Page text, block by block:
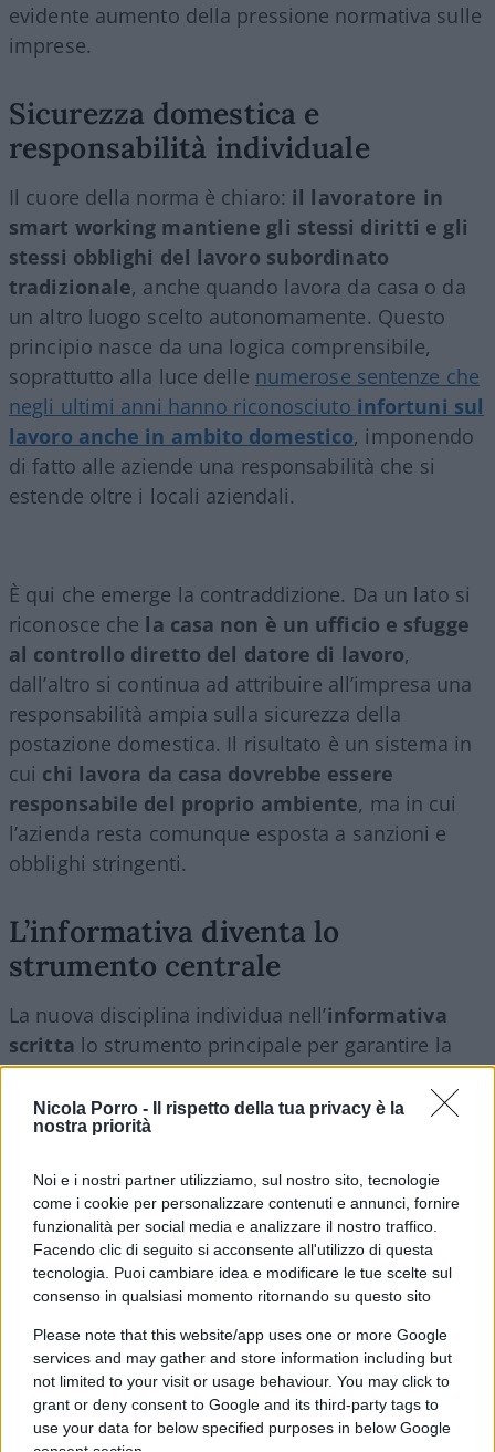
Nicola Porro -
Il rispetto della tua privacy è la
nostra priorità
Noi e i nostri partner utilizziamo, sul nostro sito, tecnologie
come i cookie per personalizzare contenuti e annunci, fornire
funzionalità per social media e analizzare il nostro traffico.
Facendo clic di seguito si acconsente all'utilizzo di questa
tecnologia. Puoi cambiare idea e modificare le tue scelte sul
consenso in qualsiasi momento ritornando su questo sito
Please note that this website/app uses one or more Google
services and may gather and store information including but
not limited to your visit or usage behaviour. You may click to
grant or deny consent to Google and its third-party tags to
use your data for below specified purposes in below Google
evidente aumento della pressione normativa sulle
imprese.
Sicurezza domestica e
responsabilità individuale
Il cuore della norma è chiaro: il lavoratore in
smart working mantiene gli stessi diritti e gli
stessi obblighi del lavoro subordinato
tradizionale, anche quando lavora da casa o da
un altro luogo scelto autonomamente. Questo
principio nasce da una logica comprensibile,
soprattutto alla luce delle numerose sentenze che
negli ultimi anni hanno riconosciuto infortuni sul
lavoro anche in ambito domestico, imponendo
di fatto alle aziende una responsabilità che si
estende oltre i locali aziendali.
È qui che emerge la contraddizione. Da un lato si
riconosce che la casa non è un ufficio e sfugge
al controllo diretto del datore di lavoro,
dall’altro si continua ad attribuire all’impresa una
responsabilità ampia sulla sicurezza della
postazione domestica. Il risultato è un sistema in
cui chi lavora da casa dovrebbe essere
responsabile del proprio ambiente, ma in cui
l’azienda resta comunque esposta a sanzioni e
obblighi stringenti.
L’informativa diventa lo
strumento centrale
La nuova disciplina individua nell’informativa
scritta lo strumento principale per garantire la
sicurezza nel lavoro agile. In assenza di un
controllo diretto sui luoghi di lavoro, il legislatore
punta sul trasferimento di conoscenze e
devono essere trasmessi almeno una volta l’anno
ai lavoratori e ai rappresentanti per la sicurezza.
l’azienda non può controllare fisicamente la
postazione, deve almeno informare e formare
In pratica, però, questo meccanismo si traduce in
nuovi adempimenti burocratici, che si